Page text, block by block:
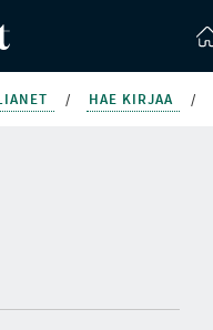
/ HAE KIRJAA /